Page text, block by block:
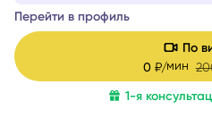
на ваш запрос. В этом мне
эмоционально-образной
техник.
Перейти в профиль
По
0 ₽/мин
1-я